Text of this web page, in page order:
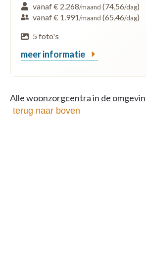
vanaf € 2.268/maand (74,56/dag)
vanaf € 1.991/maand (65,46/dag)
5 foto's
meer informatie
Alle woonzorgcentra in de
terug naar boven